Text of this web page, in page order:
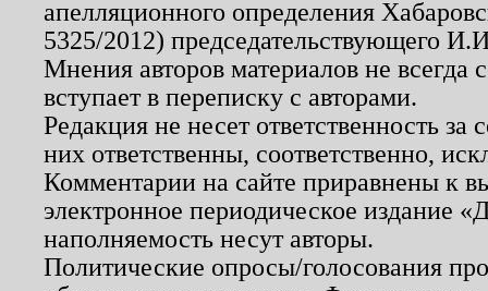
апелляционного определения
5325/2012) председательствующего
Мнения авторов материалов не
вступает в переписку с авторами.
Редакция не несет ответственность
них ответственны, соответственно,
Комментарии на сайте приравнены к
электронное периодическое издание
наполняемость несут авторы.
Политические опросы/голосования